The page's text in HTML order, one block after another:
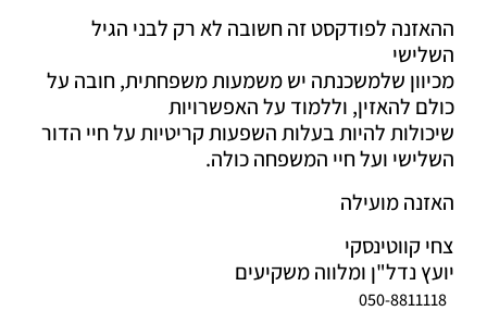
ההאזנה לפודקסט זה חשובה לא רק לבני הגיל
השלישי
מכיוון שלמשכנתה יש משמעות משפחתית, חובה על
כולם להאזין, וללמוד על האפשרויות
שיכולות להיות בעלות השפעות קריטיות על חיי הדור
השלישי ועל חיי המשפחה כולה.
האזנה מועילה
צחי קווטינסקי
יועץ נדל"ן ומלווה משקיעים